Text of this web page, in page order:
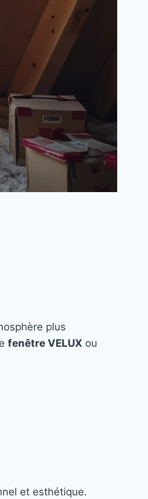
plus
fenêtre VELUX ou
et esthétique.